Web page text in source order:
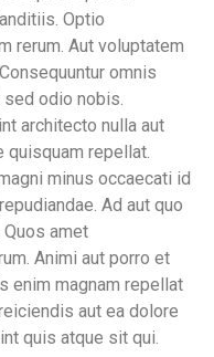
Optio
rerum. Aut voluptatem
omnis
odio nobis.
architecto nulla aut
quisquam repellat.
minus occaecati id
Ad aut quo
amet
Animi aut porro et
enim magnam repellat
aut ea dolore
quis atque sit qui.